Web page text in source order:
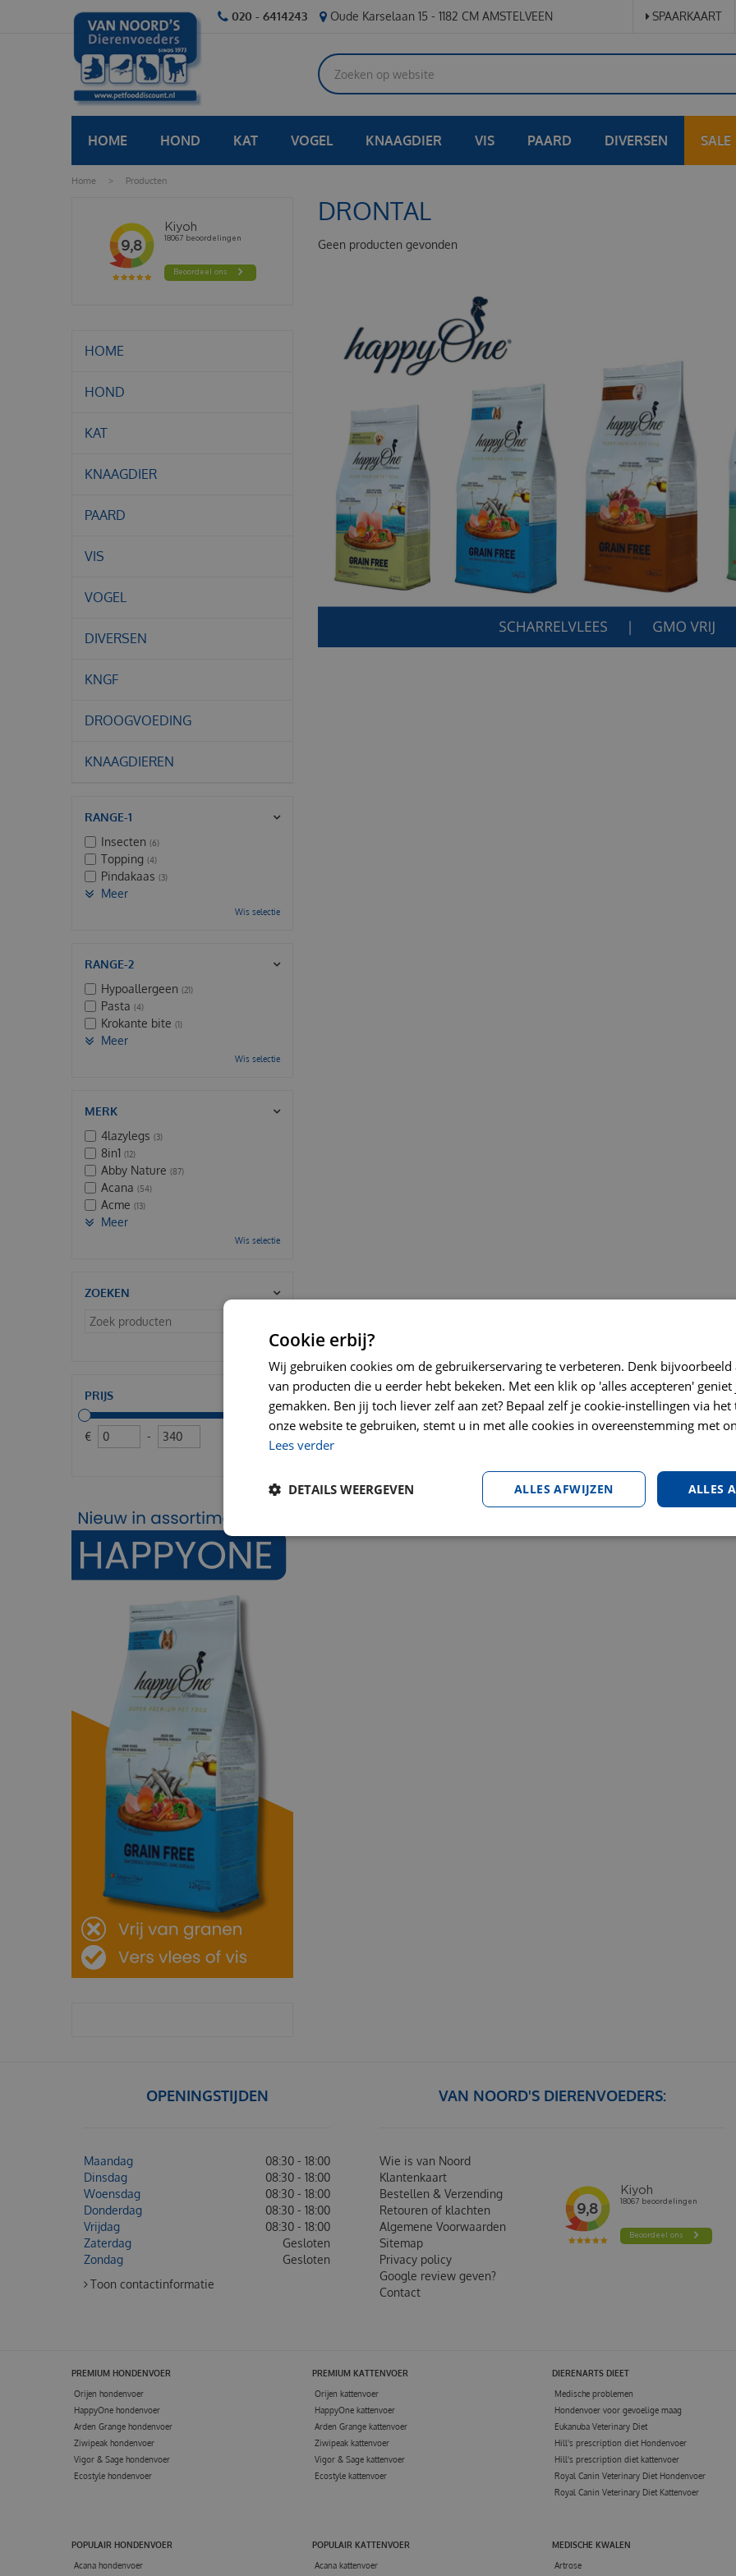
Home > Producten
020 - 6414243 Oude Karselaan 15 - 1182 CM AMSTELVEEN SPAARKAART
HOME HOND KAT VOGEL KNAAGDIER VIS PAARD DIVERSEN SALE
DRONTAL
Geen producten gevonden
HOME
HOND
KAT
KNAAGDIER
PAARD
VIS
VOGEL
DIVERSEN
KNGF
DROOGVOEDING
KNAAGDIEREN
RANGE-1
Insecten (6)
Topping (4)
Pindakaas (3)
Meer
Wis selectie
RANGE-2
Hypoallergeen (21)
Pasta (4)
Krokante bite (1)
Meer
Wis selectie
MERK
4lazylegs (3)
8in1 (12)
Abby Nature (87)
Acana (54)
Acme (13)
Meer
Wis selectie
ZOEKEN
Wis selectie
PRIJS
€ -
OPENINGSTIJDEN
Maandag
08:30 - 18:00
Dinsdag
08:30 - 18:00
Woensdag
08:30 - 18:00
Donderdag
08:30 - 18:00
Vrijdag
08:30 - 18:00
Zaterdag
Gesloten
Zondag
Gesloten
Toon contactinformatie
VAN NOORD'S DIERENVOEDERS:
Wie is van Noord
Klantenkaart
Bestellen & Verzending
Retouren of klachten
Algemene Voorwaarden
Sitemap
Privacy policy
Google review geven?
Contact
PREMIUM HONDENVOER
Orijen hondenvoer
HappyOne hondenvoer
Arden Grange hondenvoer
Ziwipeak hondenvoer
Vigor & Sage hondenvoer
Ecostyle hondenvoer
PREMIUM KATTENVOER
Orijen kattenvoer
HappyOne kattenvoer
Arden Grange kattenvoer
Ziwipeak kattenvoer
Vigor & Sage kattenvoer
Ecostyle kattenvoer
DIERENARTS DIEET
Medische problemen
Hondenvoer voor gevoelige maag
Eukanuba Veterinary Diet
Hill's prescription diet Hondenvoer
Hill's prescription diet kattenvoer
Royal Canin Veterinary Diet Hondenvoer
Royal Canin Veterinary Diet Kattenvoer
POPULAIR HONDENVOER
Acana hondenvoer
POPULAIR KATTENVOER
Acana kattenvoer
MEDISCHE KWALEN
Artrose
Cookie erbij?
Wij gebruiken cookies om de gebruikerservaring te verbeteren. Denk bijvoorbeeld
van producten die u eerder hebt bekeken. Met een klik op 'alles accepteren' geniet
gemakken. Ben jij toch liever zelf aan zet? Bepaal zelf je cookie-instellingen via
onze website te gebruiken, stemt u in met alle cookies in overeenstemming met
Lees verder
ALLES
ALLES AFWIJZEN
DETAILS WEERGEVEN